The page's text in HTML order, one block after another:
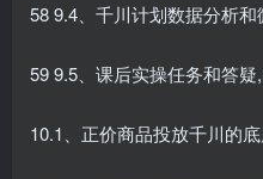
58 9.4、千川计划数据分析
59 9.5、课后实操任务和答疑
10.1、正价商品投放千川的